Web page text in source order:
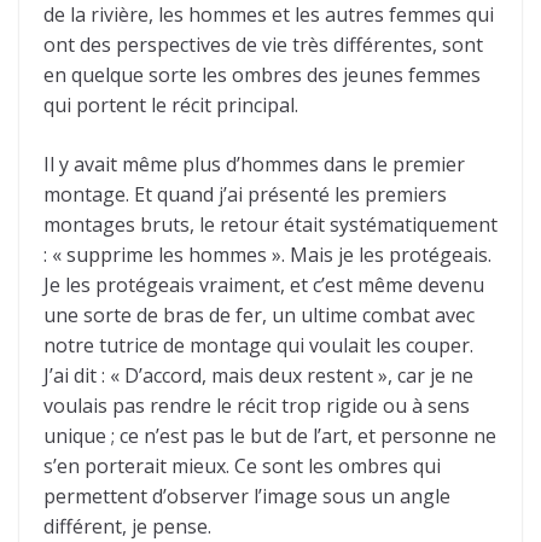
de la rivière, les hommes et les autres femmes qui
ont des perspectives de vie très différentes, sont
en quelque sorte les ombres des jeunes femmes
qui portent le récit principal.
Il y avait même plus d’hommes dans le premier
montage. Et quand j’ai présenté les premiers
montages bruts, le retour était systématiquement
: « supprime les hommes ». Mais je les protégeais.
Je les protégeais vraiment, et c’est même devenu
une sorte de bras de fer, un ultime combat avec
notre tutrice de montage qui voulait les couper.
J’ai dit : « D’accord, mais deux restent », car je ne
voulais pas rendre le récit trop rigide ou à sens
unique ; ce n’est pas le but de l’art, et personne ne
s’en porterait mieux. Ce sont les ombres qui
permettent d’observer l’image sous un angle
différent, je pense.